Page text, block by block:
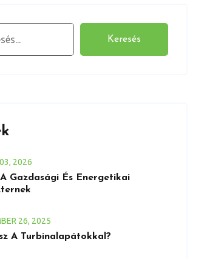
Keresés
03, 2026
Gazdasági És Energetikai
26, 2025
A Turbinalapátokkal?